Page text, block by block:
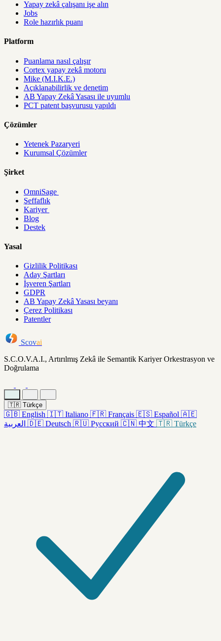
Yapay zekâ çalışanı işe alın
Jobs
Role hazırlık puanı
Platform
Puanlama nasıl çalışır
Cortex yapay zekâ motoru
Mike (M.I.K.E.)
Açıklanabilirlik ve denetim
AB Yapay Zekâ Yasası ile uyumlu
PCT patent başvurusu yapıldı
Çözümler
Yetenek Pazaryeri
Kurumsal Çözümler
Şirket
OmniSage
Şeffaflık
Kariyer
Blog
Destek
Yasal
Gizlilik Politikası
Aday Şartları
İşveren Şartları
GDPR
AB Yapay Zekâ Yasası beyanı
Çerez Politikası
Patentler
Scovai
S.C.O.V.A.I., Artırılmış Zekâ ile Semantik Kariyer Orkestrasyon ve
Doğrulama
🇹🇷 Türkçe
🇬🇧 English 🇮🇹 Italiano 🇫🇷 Français 🇪🇸 Español 🇦🇪
العربية 🇩🇪 Deutsch 🇷🇺 Русский 🇨🇳 中文 🇹🇷 Türkçe